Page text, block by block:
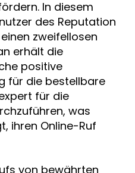
In diesem
des Reputation
zweifellosen
erhält die
positive
für die bestellbare
für die
was
ihren Online-Ruf
von bewährten